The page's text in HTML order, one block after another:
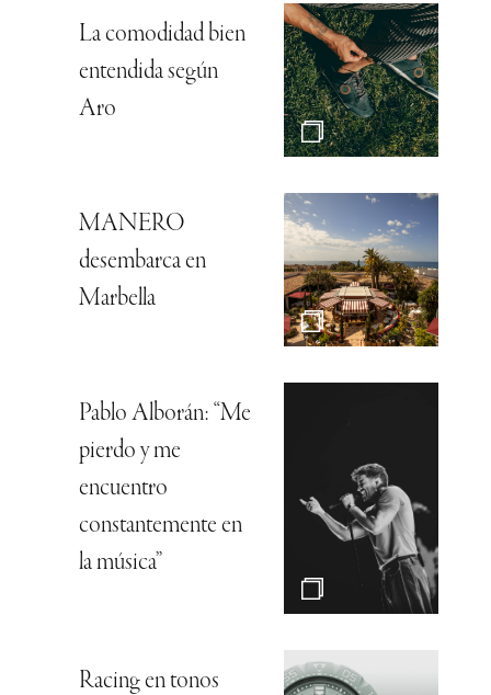
La comodidad bien
entendida según
Aro
MANERO
desembarca en
Marbella
Pablo Alborán: “Me
pierdo y me
encuentro
constantemente en
la música”
Racing en tonos